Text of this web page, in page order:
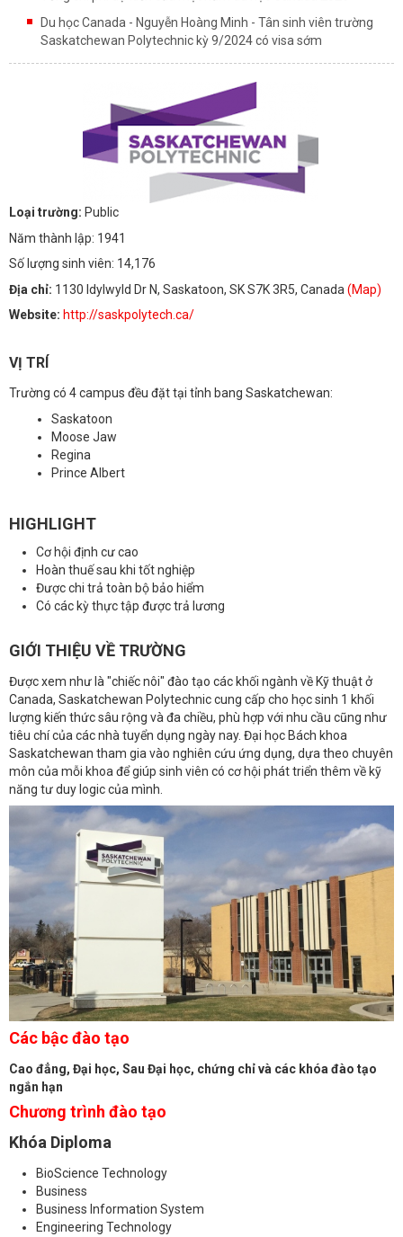
Du học Canada - Nguyễn Hoàng Minh - Tân sinh viên trường
Saskatchewan Polytechnic kỳ 9/2024 có visa sớm
Loại trường: Public
Năm thành lập: 1941
Số lượng sinh viên: 14,176
Địa chỉ: 1130 Idylwyld Dr N, Saskatoon, SK S7K 3R5, Canada (Map)
Website: http://saskpolytech.ca/
VỊ TRÍ
Trường có 4 campus đều đặt tại tỉnh bang Saskatchewan:
Saskatoon
Moose Jaw
Regina
Prince Albert
HIGHLIGHT
Cơ hội định cư cao
Hoàn thuế sau khi tốt nghiệp
Được chi trả toàn bộ bảo hiểm
Có các kỳ thực tập được trả lương
GIỚI THIỆU VỀ TRƯỜNG
Được xem như là "chiếc nôi" đào tạo các khối ngành về Kỹ thuật ở
Canada, Saskatchewan Polytechnic cung cấp cho học sinh 1 khối
lượng kiến thức sâu rộng và đa chiều, phù hợp với nhu cầu cũng như
tiêu chí của các nhà tuyển dụng ngày nay. Đại học Bách khoa
Saskatchewan tham gia vào nghiên cứu ứng dụng, dựa theo chuyên
môn của mỗi khoa để giúp sinh viên có cơ hội phát triển thêm về kỹ
năng tư duy logic của mình.
Các bậc đào tạo
Cao đẳng, Đại học, Sau Đại học, chứng chỉ và các khóa đào tạo
ngắn hạn
Chương trình đào tạo
Khóa Diploma
BioScience Technology
Business
Business Information System
Engineering Technology